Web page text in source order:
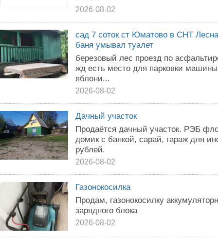
2026-08-02
сад 7 соток ст Юматово в СНТ
баня умывал туалет
березовый лес проезд по
жд есть место для парковки
яблони...
2026-08-02
Дачный участок
Продаётся дачный участок. РЭБ
домик с банкой, сарай, гараж для
рублей.
2026-08-02
Газонокосилка
Продам, газонокосилку
зарядного блока
2026-08-02